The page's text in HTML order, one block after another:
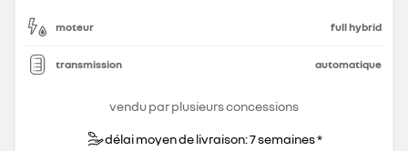
moteur full hybrid
transmission automatique
vendu par plusieurs concessions
délai moyen de livraison: 7 semaines *